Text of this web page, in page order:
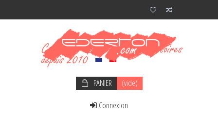
PANIER
(vide)
Connexion